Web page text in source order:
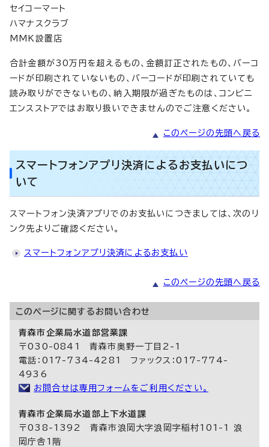
セイコーマート
ハマナスクラブ
MMK設置店
合計金額が30万円を超えるもの、金額訂正されたもの、バーコ
ードが印刷されていないもの、バーコードが印刷されていても
読み取りができないもの、納入期限が過ぎたものは、コンビニ
エンスストアではお取り扱いできませんのでご注意ください。
このページの先頭へ戻る
スマートフォンアプリ決済によるお支払いにつ
いて
スマートフォン決済アプリでのお支払いにつきましては、次のリ
ンク先よりご確認ください。
スマートフォンアプリ決済によるお支払い
このページの先頭へ戻る
このページに関する お問い合わせ
青森市企業局水道部営業課
〒030-0841 青森市奥野一丁目2-1
電話：017-734-4281 ファックス：017-774-
4936
お問合せは専用フォームをご利用ください。
青森市企業局水道部上下水道課
〒038-1392 青森市浪岡大字浪岡字稲村101-1 浪
岡庁舎1階